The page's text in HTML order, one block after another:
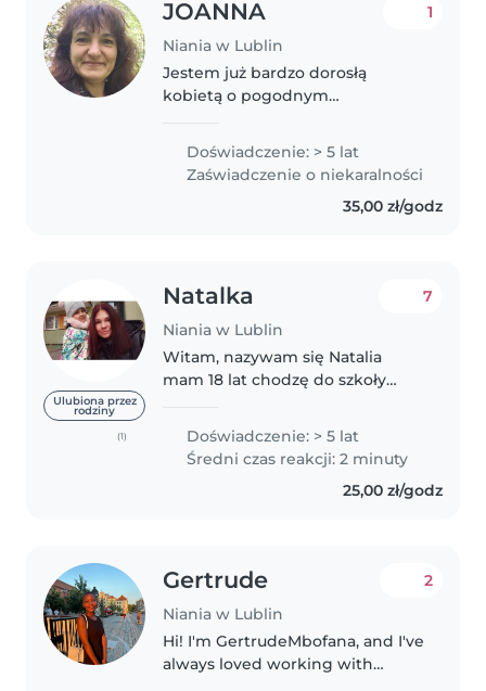
JOANNA
Niania w Lublin
1
Jestem już bardzo dorosłą
kobietą o pogodnym
empatia i odpowiedzialność.
Dziećmi w każdym wieku
opiekowałam się głównie u
rodziny i znajomych lub
Doświadczenie: > 5 lat
Zaświadczenie o niekaralności
35,00 zł/godz
Ulubiona przez
rodziny
(1)
Natalka
Niania w Lublin
7
Witam, nazywam się Natalia
mam 18 lat chodzę do szkoły
gastronomicznym. Prace z
dziećmi zaczęłam od zajmowania
się dziećmi znajomych i chęci
Doświadczenie: > 5 lat
Średni czas reakcji: 2 minuty
25,00 zł/godz
Gertrude
Niania w Lublin
2
Hi! I'm GertrudeMbofana, and I've
always loved working with